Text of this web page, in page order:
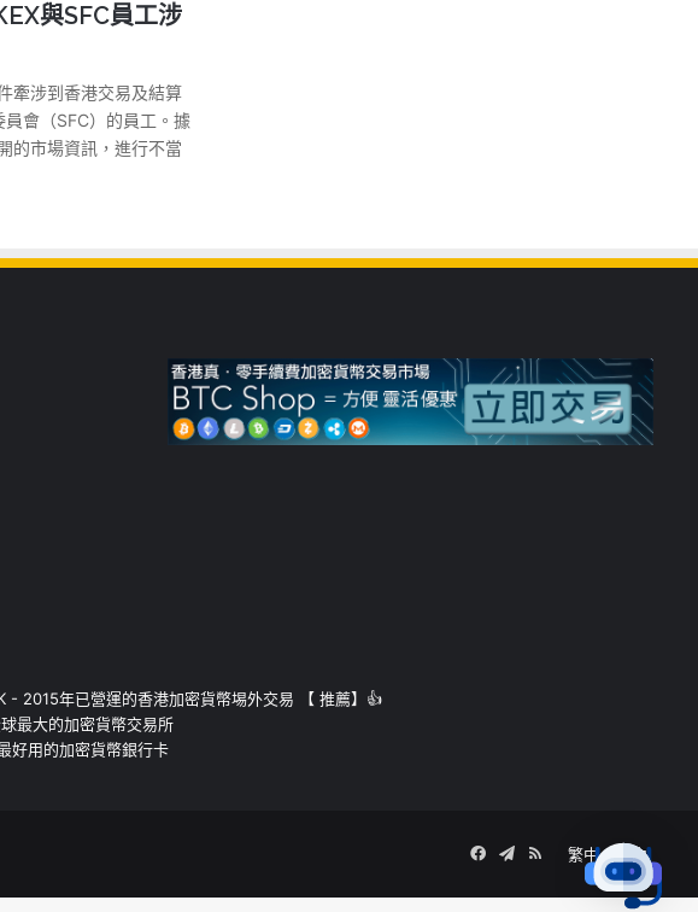
與SFC員工涉
牽涉到香港交易及結算
會（SFC）的員工。據
的市場資訊，進行不當
- 2015年已營運的香港加密貨幣埸外交易 【 推薦】👍
最大的加密貨幣交易所
好用的加密貨幣銀行卡
繁中 簡中
Facebook
Telegram
RSS